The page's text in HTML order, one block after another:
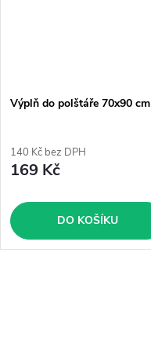
Výplň do polštáře 70x90 cm
140 Kč bez DPH
169 Kč
DO KOŠÍKU